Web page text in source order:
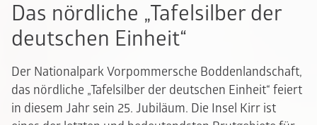
Das nördliche „Tafelsilber der
deutschen Einheit“
Der Nationalpark Vorpommersche Boddenlandschaft,
das nördliche „Tafelsilber der deutschen Einheit“ feiert
in diesem Jahr sein 25. Jubiläum. Die Insel Kirr ist